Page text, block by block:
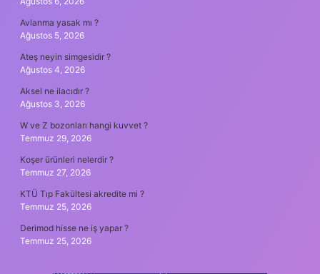
Avlanma yasak mı ?
Ağustos 5, 2026
Ateş neyin simgesidir ?
Ağustos 4, 2026
Aksel ne ilacıdır ?
Ağustos 3, 2026
W ve Z bozonları hangi kuvvet ?
Temmuz 29, 2026
Koşer ürünleri nelerdir ?
Temmuz 27, 2026
KTÜ Tıp Fakültesi akredite mi ?
Temmuz 25, 2026
Derimod hisse ne iş yapar ?
Temmuz 25, 2026